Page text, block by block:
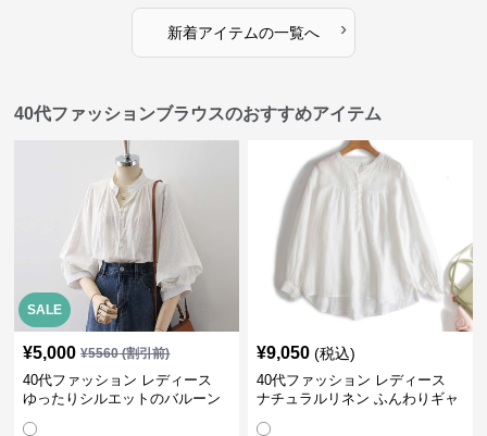
新着アイテムの一覧へ ›
40代ファッションブラウスのおすすめアイテム
SALE
¥5,000 ¥5560(割引前)
40代ファッション レディース
ゆったりシルエットのバルーン
¥9,050 (税込)
40代ファッション レディース
ナチュラルリネン ふんわりギャ